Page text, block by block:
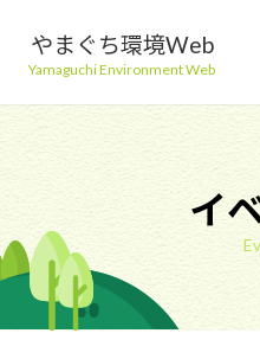
やまぐち環境Web
Yamaguchi Environment Web
地球温暖化を防ぐ
ごみを減らす
イ